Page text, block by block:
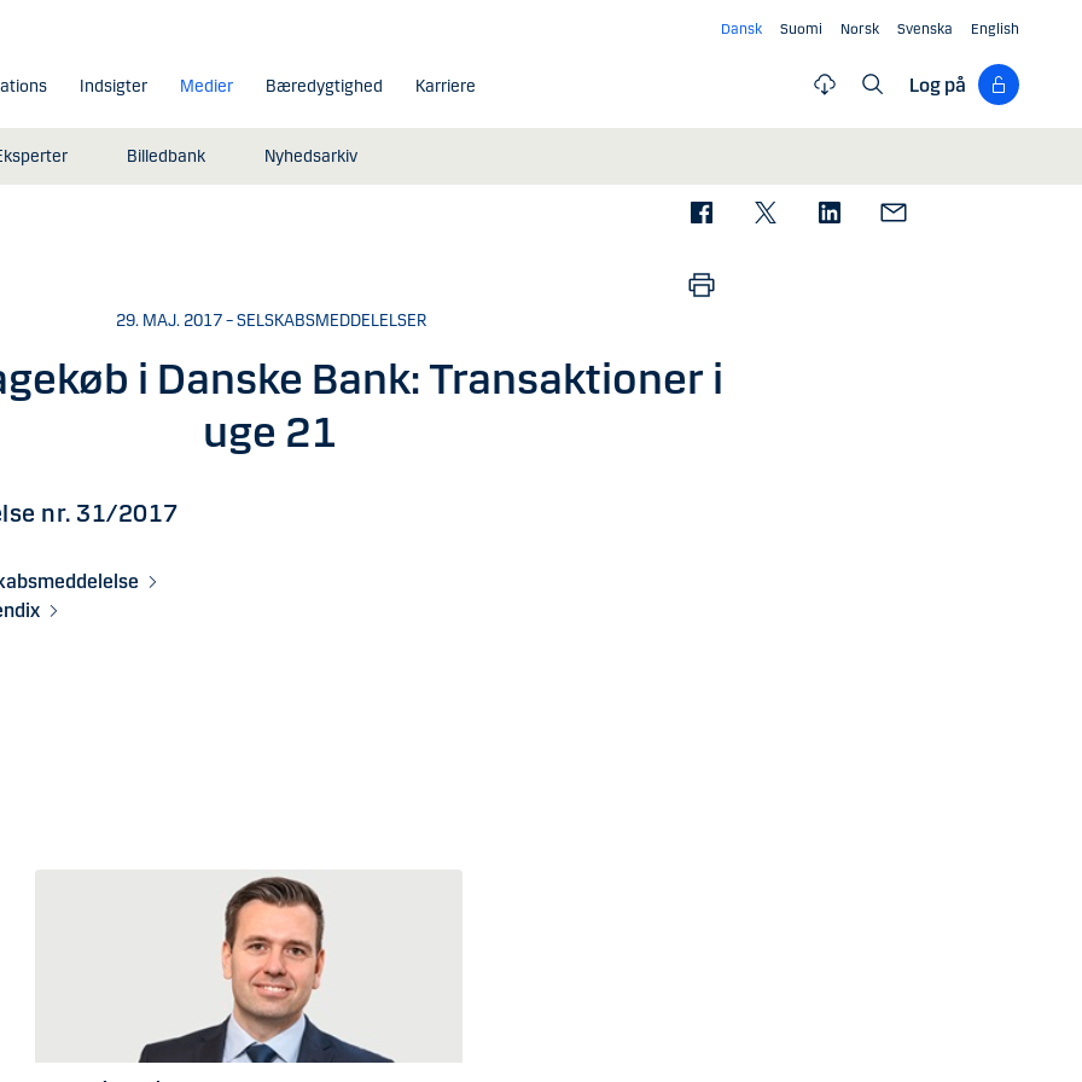
Dansk Suomi Norsk Svenska English
Indsigter Medier
Billedbank Nyhedsarkiv
Bæredygtighed Karriere Log på
29. MAJ. 2017 – SELSKABSMEDDELELSER
i Danske Bank: Transaktioner i
uge 21
nr. 31/2017